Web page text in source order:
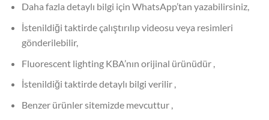
Daha fazla detaylı bilgi için WhatsApp’tan yazabilirsiniz,
İstenildiği taktirde çalıştırılıp videosu veya resimleri
gönderilebilir,
Fluorescent lighting KBA’nın orijinal ürünüdür ,
İstenildiği taktirde detaylı bilgi verilir ,
Benzer ürünler sitemizde mevcuttur ,